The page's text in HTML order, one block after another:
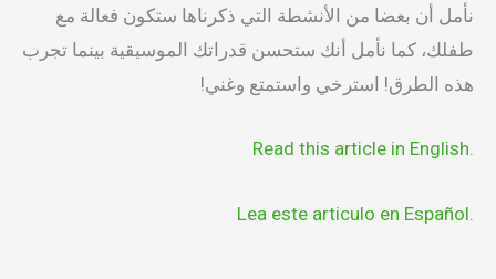
نأمل أن بعضا من الأنشطة التي ذكرناها ستكون فعالة مع
طفلك، كما نأمل أنك ستحسن قدراتك الموسيقية بينما تجرب
هذه الطرق! استرخي واستمتع وغني!
.Read this article in English
.Lea este articulo en Español